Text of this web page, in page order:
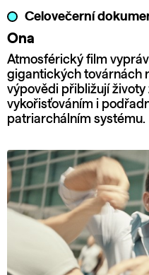
Celovečerní
Ona
Atmosférický film
gigantických továrnách
výpovědi přibližují
vykořisťováním i
patriarchálním systému.